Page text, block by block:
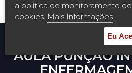
2ª
ENTRE EM
AULA PUNÇÃO
a política de monitoramento de
cookies. Mais Informações
Eu